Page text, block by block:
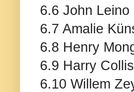
6.6 John Leino
6.7 Amalie
6.8 Henry
6.9 Harry
6.10 Willem